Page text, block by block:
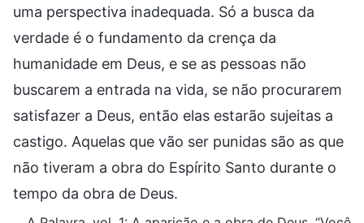
uma perspectiva inadequada. Só a busca da
verdade é o fundamento da crença da
humanidade em Deus, e se as pessoas não
buscarem a entrada na vida, se não procurarem
satisfazer a Deus, então elas estarão sujeitas a
castigo. Aquelas que vão ser punidas são as que
não tiveram a obra do Espírito Santo durante o
tempo da obra de Deus.